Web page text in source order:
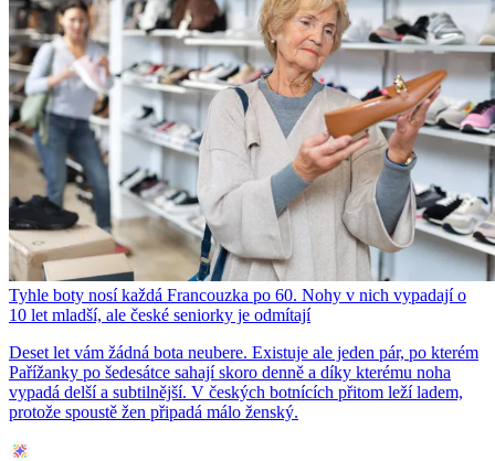
Tyhle boty nosí každá Francouzka po 60. Nohy v nich vypadají o
10 let mladší, ale české seniorky je odmítají
Deset let vám žádná bota neubere. Existuje ale jeden pár, po kterém
Pařížanky po šedesátce sahají skoro denně a díky kterému noha
vypadá delší a subtilnější. V českých botnících přitom leží ladem,
protože spoustě žen připadá málo ženský.